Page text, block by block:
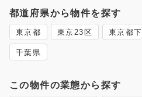
都道府県から物件を探す
東京都 東京23区 東京都下
千葉県
この物件の業態から探す